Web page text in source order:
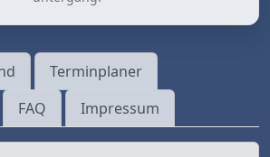
Terminplaner
FAQ Impressum